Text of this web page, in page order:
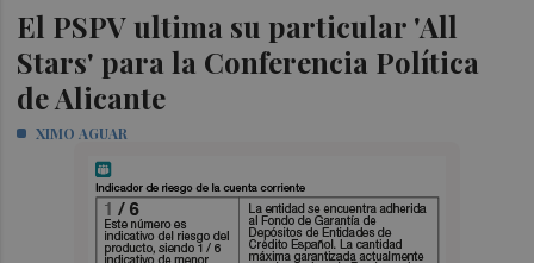
El PSPV ultima su particular 'All
Stars' para la Conferencia Política
de Alicante
XIMO AGUAR